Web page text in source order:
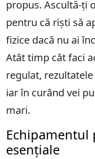
propus. Ascultă-ți
pentru că riști să
fizice dacă nu ai
Atât timp cât faci
regulat,
iar în curând vei
mari.
Echipamentul
esențiale